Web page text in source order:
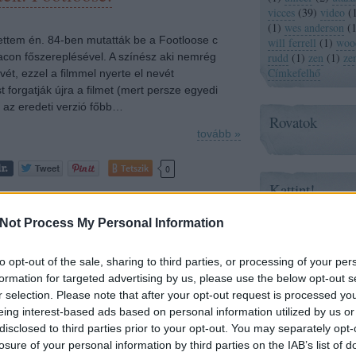
Process My Personal Information
opt-out of the sale, sharing to third parties, or processing of your
for targeted advertising by us, please use the below opt-out
selection. Please note that after your opt-out request is processed
interest-based ads based on personal information utilized by us
to third parties prior to your opt-out. You may separately
of your personal information by third parties on the IAB’s list of
én. 84-ben mutatták be a Footloose c
főszereplésével. A színész aki nemrég
ezzel a filmmel nyerte el nevét
forgatják újra a filmet (mert persze egyedi
eredeti verzió főbb…
tovább »
Tetszik 0
videó
Megnézni: Brüno
Kb. 30 perccel ezelőtt ért véget a film, miután
vicces (39) video (
( 1 ) wes anderson ( 1
will ferrell ( 1 )
rudd ( 1 ) zen ( 1 )
Címkefelhő
Rovatok
Kattint!
Mizeka
Paprika
Post It
Hello Stranger
just a